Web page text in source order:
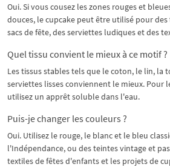
Oui. Si vous cousez les zones rouges et
douces, le cupcake peut être utilisé pour
sacs de fête, des serviettes ludiques et des
Quel tissu convient le mieux à ce motif ?
Les tissus stables tels que le coton, le lin, la
serviettes lisses conviennent le mieux. Pour
utilisez un apprêt soluble dans l'eau.
Puis-je changer les couleurs ?
Oui. Utilisez le rouge, le blanc et le bleu
l'Indépendance, ou des teintes vintage et
textiles de fêtes d'enfants et les projets de